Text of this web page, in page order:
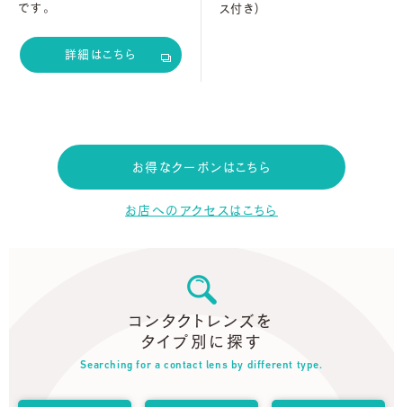
です。
詳細はこちら
ス付き)
お得なクーポンはこちら
お店へのアクセスはこちら
コンタクトレンズを
タイプ別に探す
Searching for a contact lens by different type.